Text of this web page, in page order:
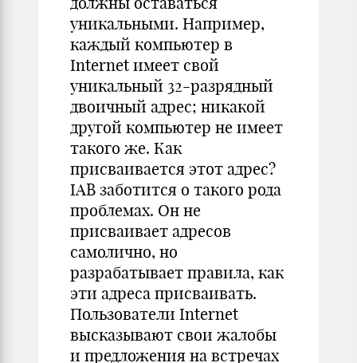
уникальными. Например,
каждый компьютер в
Internet имеет свой
уникальный 32-разрядный
двоичный адрес; никакой
другой компьютер не имеет
такого же. Как
присваивается этот адрес?
IAB заботится о такого рода
проблемах. Он не
присваивает адресов
самолично, но
разрабатывает правила, как
эти адреса присваивать.
Пользователи Internet
высказывают свои жалобы
и предложения на встречах